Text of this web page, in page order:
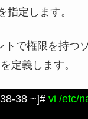
指定します。
トで権限を持つ
定義します。
38 ~]# vi /etc/